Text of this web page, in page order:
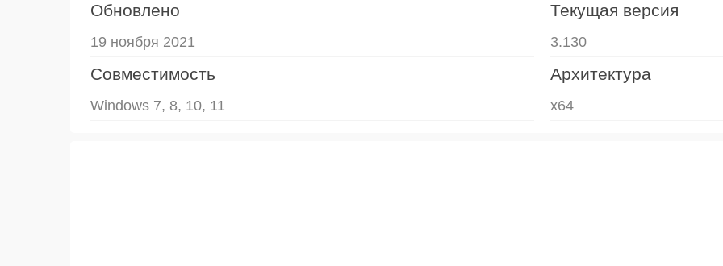
Обновлено
19 ноября 2021
Текущая версия
3.130
Совместимость
Windows 7, 8, 10, 11
Архитектура
x64